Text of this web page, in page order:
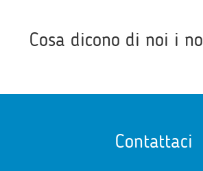
Cosa dicono di noi i
Contattaci